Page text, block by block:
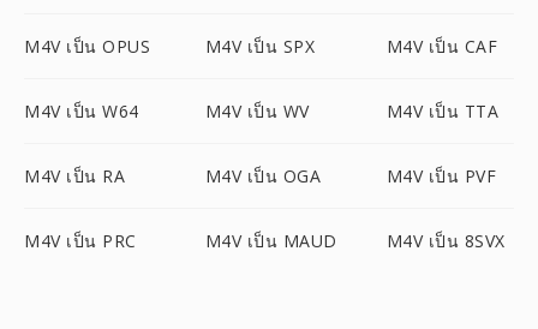
M4V เป็น OPUS M4V เป็น SPX M4V เป็น CAF
M4V เป็น W64 M4V เป็น WV M4V เป็น TTA
M4V เป็น RA M4V เป็น OGA M4V เป็น PVF
M4V เป็น PRC M4V เป็น MAUD M4V เป็น 8SVX